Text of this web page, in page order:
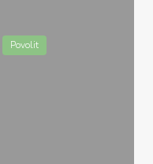
Povolit